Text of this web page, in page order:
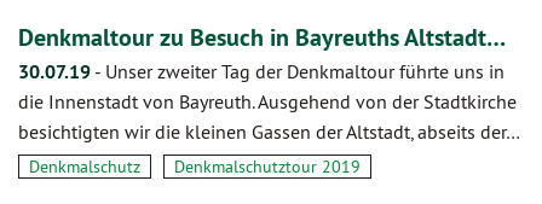
Denkmaltour zu Besuch in Bayreuths Altstadt…
30.07.19 - Unser zweiter Tag der Denkmaltour führte uns in
die Innenstadt von Bayreuth. Ausgehend von der Stadtkirche
besichtigten wir die kleinen Gassen der Altstadt, abseits der…
Denkmalschutz Denkmalschutztour 2019